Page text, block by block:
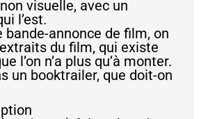
visuelle, avec un
l’est.
bande-annonce de film, on
du film, qui existe
l’on n’a plus qu’à monter.
un booktrailer, que doit-on